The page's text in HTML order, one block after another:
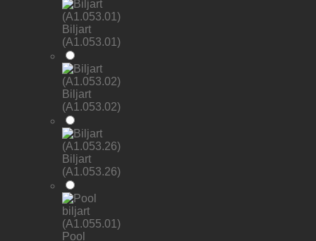
Biljart
(A1.053.01)
Biljart
(A1.053.02)
Biljart
(A1.053.26)
Pool